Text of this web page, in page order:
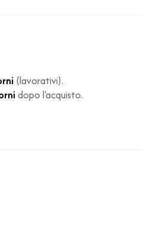
(lavorativi).
dopo l'acquisto.